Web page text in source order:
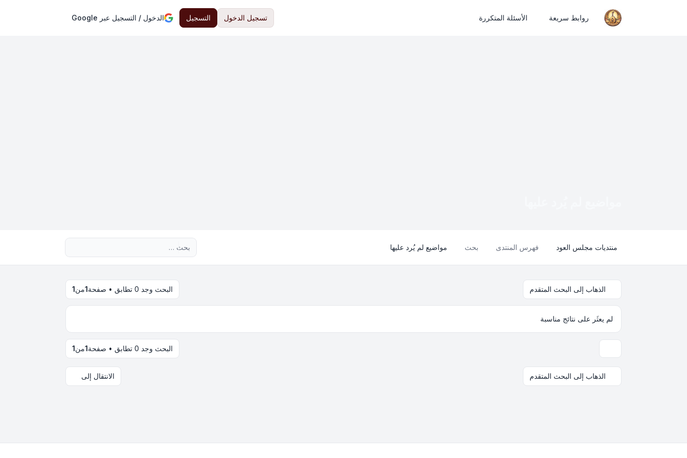
روابط سريعة الأسئلة المتكررة تسجيل الدخول التسجيل الدخول / التسجيل عبر Google
منتديات مجلس العود فهرس المنتدى بحث مواضيع لم يُرد عليها
الذهاب إلى البحث المتقدم البحث وجد 0 تطابق • صفحة 1من1
لم يعثَر على نتائج مناسبة
البحث وجد 0 تطابق • صفحة 1من1
الذهاب إلى البحث المتقدم الانتقال إلى